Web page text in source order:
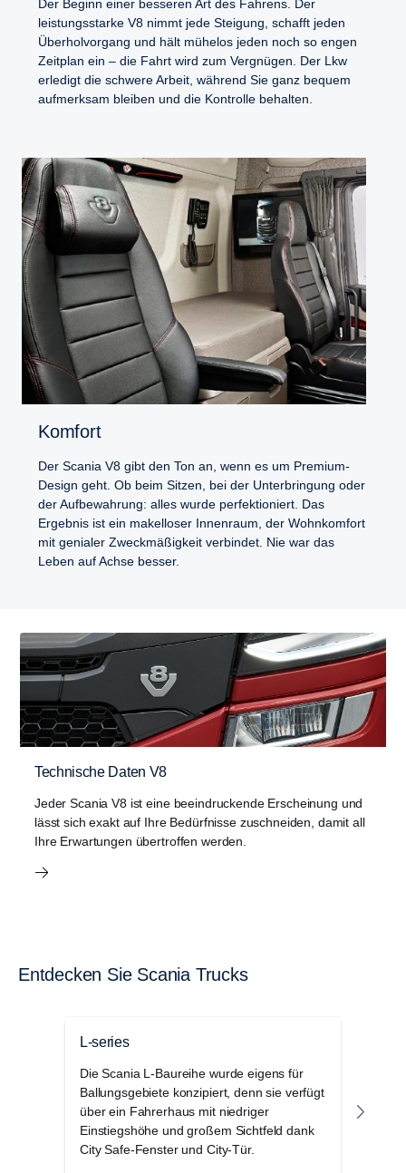
Der Beginn einer besseren Art des Fahrens. Der
leistungsstarke V8 nimmt jede Steigung, schafft jeden
Überholvorgang und hält mühelos jeden noch so engen
Zeitplan ein – die Fahrt wird zum Vergnügen. Der Lkw
erledigt die schwere Arbeit, während Sie ganz bequem
aufmerksam bleiben und die Kontrolle behalten.
Komfort
Der Scania V8 gibt den Ton an, wenn es um Premium-
Design geht. Ob beim Sitzen, bei der Unterbringung oder
der Aufbewahrung: alles wurde perfektioniert. Das
Ergebnis ist ein makelloser Innenraum, der Wohnkomfort
mit genialer Zweckmäßigkeit verbindet. Nie war das
Leben auf Achse besser.
Technische Daten V8
Jeder Scania V8 ist eine beeindruckende Erscheinung und
lässt sich exakt auf Ihre Bedürfnisse zuschneiden, damit all
Ihre Erwartungen übertroffen werden.
Entdecken Sie Scania Trucks
L-series
Die Scania L-Baureihe wurde eigens für
Ballungsgebiete konzipiert, denn sie verfügt
über ein Fahrerhaus mit niedriger
Einstiegshöhe und großem Sichtfeld dank
City Safe-Fenster und City-Tür.